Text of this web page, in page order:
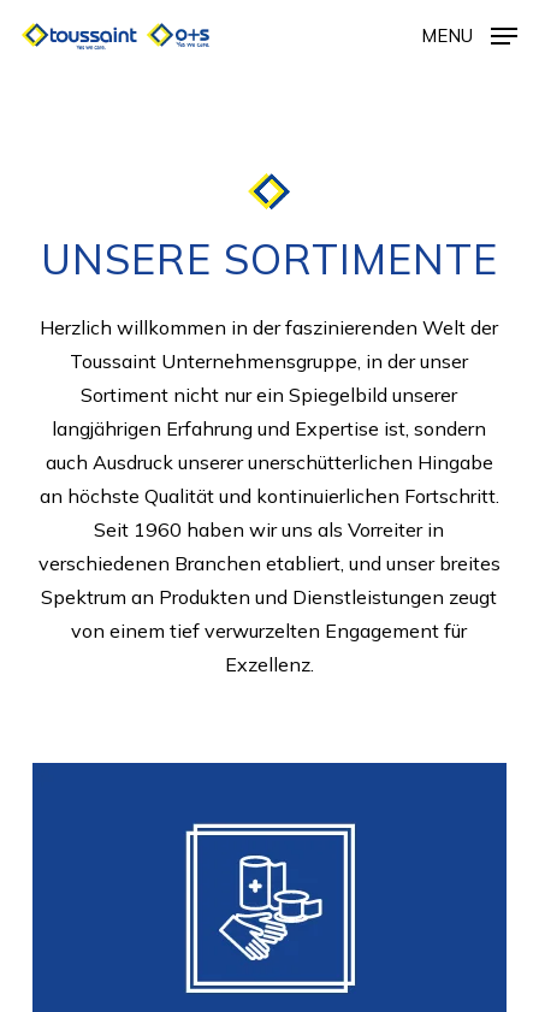
MENU
UNSERE SORTIMENTE
Herzlich willkommen in der faszinierenden Welt der
Toussaint Unternehmensgruppe, in der unser
Sortiment nicht nur ein Spiegelbild unserer
langjährigen Erfahrung und Expertise ist, sondern
auch Ausdruck unserer unerschütterlichen Hingabe
an höchste Qualität und kontinuierlichen Fortschritt.
Seit 1960 haben wir uns als Vorreiter in
verschiedenen Branchen etabliert, und unser breites
Spektrum an Produkten und Dienstleistungen zeugt
von einem tief verwurzelten Engagement für
Exzellenz.
Gesundheitswesen
Aufsaugende Inko,
Wundbehandlung, Praxis- und
Stationsbedarf,
Patientenversorgung, Medical